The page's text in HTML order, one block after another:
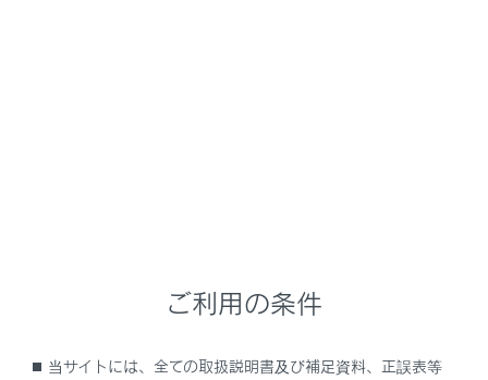
発進遅れ告知機能
ご利用の条件
当サイトには、全ての取扱説明書及び補足資料、正誤表等